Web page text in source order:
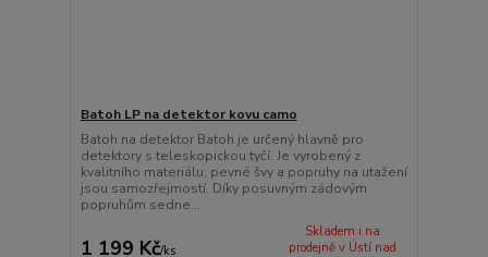
Batoh LP na detektor kovu camo
Batoh na detektor Batoh je určený hlavně pro
detektory s teleskopickou tyčí. Je vyrobený z
kvalitního materiálu, pevné švy a popruhy na utažení
jsou samozřejmostí. Díky posuvným zádovým
popruhům sedne...
1 199 Kč/ks
Skladem i na
prodejně v Ústí nad